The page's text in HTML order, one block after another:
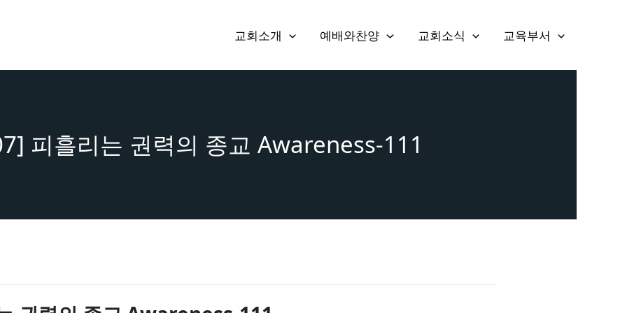
교회소개 예배와찬양 교회소식 교육부서
피흘리는 권력의 종교 Awareness-111